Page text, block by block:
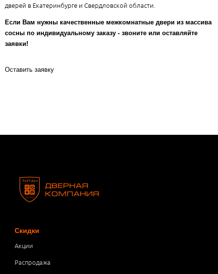
дверей в Екатеринбурге и Свердловской области.
Если Вам нужны качественные межкомнатные двери из массива
сосны по индивидуальному заказу - звоните или оставляйте
заявки!
Оставить заявку
Скидки
Акции
Распродажа